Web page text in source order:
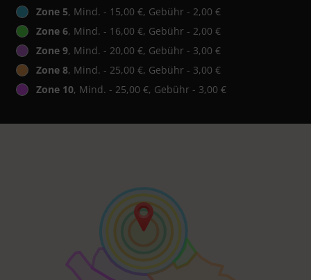
Zone 5, Mind. - 15,00 €, Gebühr - 2,00 €
Zone 6, Mind. - 16,00 €, Gebühr - 2,00 €
Zone 9, Mind. - 20,00 €, Gebühr - 3,00 €
Zone 8, Mind. - 25,00 €, Gebühr - 3,00 €
Zone 10, Mind. - 25,00 €, Gebühr - 3,00 €